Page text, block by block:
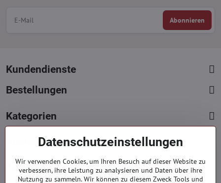
Abonnieren
Kundendienste
Bestellungen
Kategorien
Kontakte
+421 919 060 751
Mont. - Freit. : 9:00 - 15:00 hod.
Datenschutzeinstellungen
Wir verwenden Cookies, um Ihren Besuch auf dieser Website zu
verbessern, ihre Leistung zu analysieren und Daten über ihre
Nutzung zu sammeln. Wir können zu diesem Zweck Tools und